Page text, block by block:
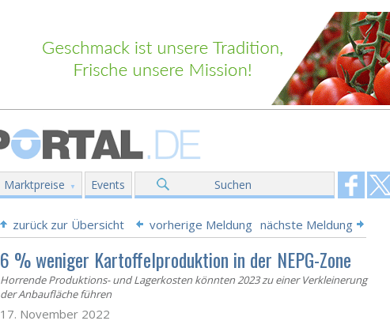
Marktpreise Events Suchen
zurück zur Übersicht vorherige Meldung nächste Meldung
6 % weniger Kartoffelproduktion in der NEPG-Zone
Horrende Produktions- und Lagerkosten könnten 2023 zu einer Verkleinerung
der Anbaufläche führen
17. November 2022